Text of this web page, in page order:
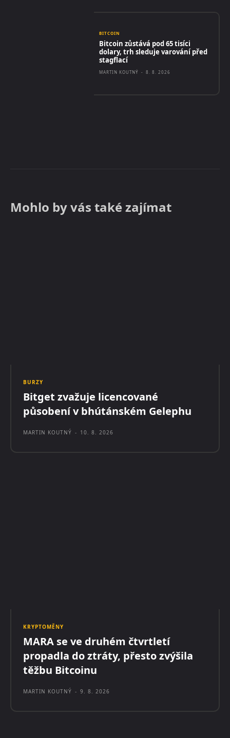
BITCOIN
Bitcoin zůstává pod 65 tisíci
dolary, trh sleduje varování před
stagflací
MARTIN KOUTNÝ - 8. 8. 2026
Mohlo by vás také zajímat
BURZY
Bitget zvažuje licencované
působení v bhútánském Gelephu
MARTIN KOUTNÝ - 10. 8. 2026
KRYPTOMĚNY
MARA se ve druhém čtvrtletí
propadla do ztráty, přesto zvýšila
těžbu Bitcoinu
MARTIN KOUTNÝ - 9. 8. 2026